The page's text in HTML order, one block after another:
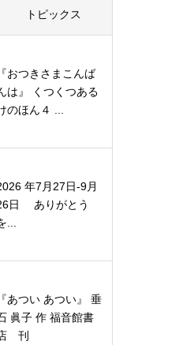
トピックス
『おつきさまこんば
は』 くつくつある
のほん４ ...
年7月27日-9月
日 ありがとう
...
『あつい あつい』 垂
眞子 作 福音館書
刊